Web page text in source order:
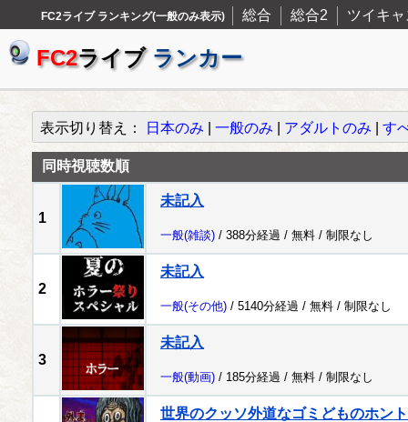
FC2ライブ ランキング(一般のみ表示) 総合 総合2 ツイキャ
FC2ライブ ランカー
表示切り替え： 日本のみ 一般のみ アダルトのみ す
同時視聴数順
1
未記入
一般(雑談) / 388分経過 / 無料 / 制限なし
2
未記入
一般(その他) / 5140分経過 / 無料 / 制限なし
3
未記入
一般(動画) / 185分経過 / 無料 / 制限なし
世界のクッソ外道なゴミどものホン